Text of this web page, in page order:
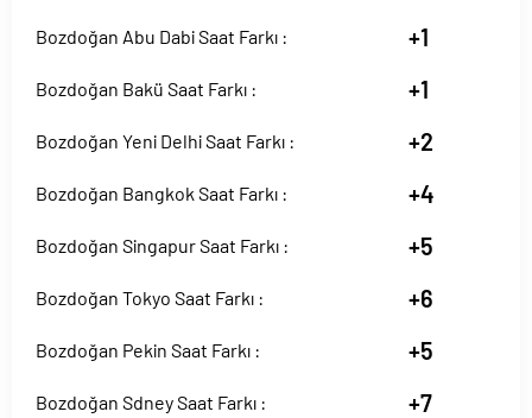
Bozdoğan Abu Dabi Saat Farkı : +1
Bozdoğan Bakü Saat Farkı : +1
Bozdoğan Yeni Delhi Saat Farkı : +2
Bozdoğan Bangkok Saat Farkı : +4
Bozdoğan Singapur Saat Farkı : +5
Bozdoğan Tokyo Saat Farkı : +6
Bozdoğan Pekin Saat Farkı : +5
Bozdoğan Sdney Saat Farkı : +7